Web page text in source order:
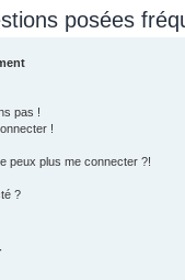
posées
pas !
!
peux plus me connecter ?!
?